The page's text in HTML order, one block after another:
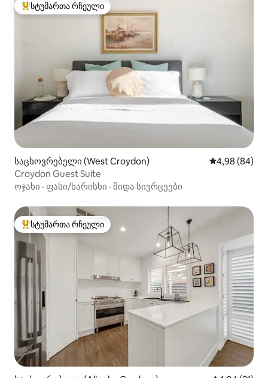
სტუმართა რჩეული მოწინავე ვარიანტი
სტუმართა რჩეული
საცხოვრებელი (West Croydon) საშუალო
4,98 (84)
Croydon Guest Suite
ოჯახი · ფასი/ხარისხი · შიდა სივრცეები
სტუმართა რჩეული მოწინავე ვარიანტი
სტუმართა რჩეული